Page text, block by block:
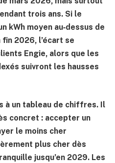
trois ans. Si le
kWh moyen au‑dessus de
2026, l’écart se
Engie, alors que les
suivront les hausses
à un tableau de chiffres. Il
concret : accepter un
le moins cher
plus cher dès
jusqu’en 2029. Les